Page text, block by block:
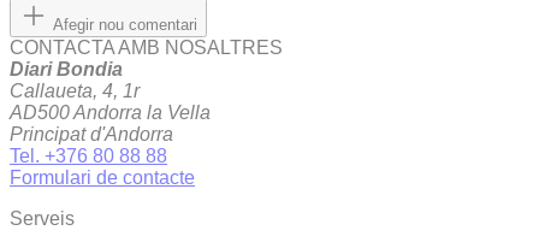
Afegir nou comentari
CONTACTA AMB NOSALTRES
Diari Bondia
Callaueta, 4, 1r
AD500 Andorra la Vella
Principat d'Andorra
Tel. +376 80 88 88
Formulari de contacte
Serveis